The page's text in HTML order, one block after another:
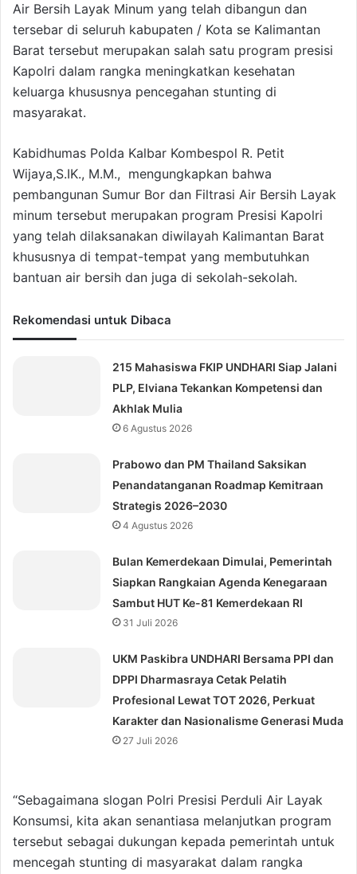
Air Bersih Layak Minum yang telah dibangun dan
tersebar di seluruh kabupaten / Kota se Kalimantan
Barat tersebut merupakan salah satu program presisi
Kapolri dalam rangka meningkatkan kesehatan
keluarga khususnya pencegahan stunting di
masyarakat.
Kabidhumas Polda Kalbar Kombespol R. Petit
Wijaya,S.IK., M.M., mengungkapkan bahwa
pembangunan Sumur Bor dan Filtrasi Air Bersih Layak
minum tersebut merupakan program Presisi Kapolri
yang telah dilaksanakan diwilayah Kalimantan Barat
khususnya di tempat-tempat yang membutuhkan
bantuan air bersih dan juga di sekolah-sekolah.
Rekomendasi untuk Dibaca
215 Mahasiswa FKIP UNDHARI Siap Jalani
PLP, Elviana Tekankan Kompetensi dan
Akhlak Mulia
6 Agustus 2026
Prabowo dan PM Thailand Saksikan
Penandatanganan Roadmap Kemitraan
Strategis 2026–2030
4 Agustus 2026
Bulan Kemerdekaan Dimulai, Pemerintah
Siapkan Rangkaian Agenda Kenegaraan
Sambut HUT Ke-81 Kemerdekaan RI
31 Juli 2026
UKM Paskibra UNDHARI Bersama PPI dan
DPPI Dharmasraya Cetak Pelatih
Profesional Lewat TOT 2026, Perkuat
Karakter dan Nasionalisme Generasi Muda
27 Juli 2026
“Sebagaimana slogan Polri Presisi Perduli Air Layak
Konsumsi, kita akan senantiasa melanjutkan program
tersebut sebagai dukungan kepada pemerintah untuk
mencegah stunting di masyarakat dalam rangka